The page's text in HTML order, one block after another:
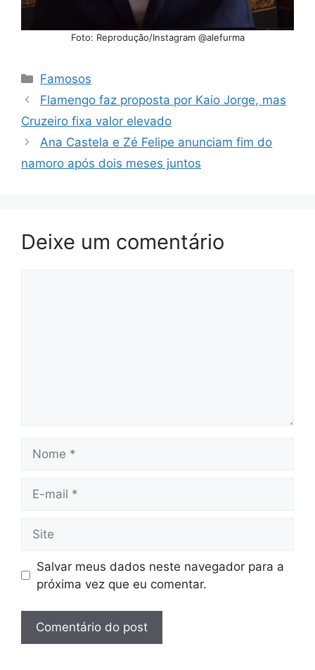
Foto: Reprodução/Instagram @alefurma
Categorias
Famosos
Flamengo faz proposta por Kaio Jorge, mas
Cruzeiro fixa valor elevado
Ana Castela e Zé Felipe anunciam fim do
namoro após dois meses juntos
Deixe um comentário
mail
Salvar meus dados neste navegador para a
próxima vez que eu comentar.